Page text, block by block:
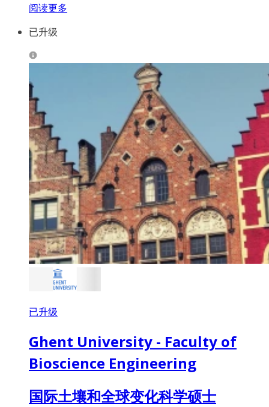
阅读更多
已升级
已升级
Ghent University - Faculty of
Bioscience Engineering
国际土壤和全球变化科学硕士